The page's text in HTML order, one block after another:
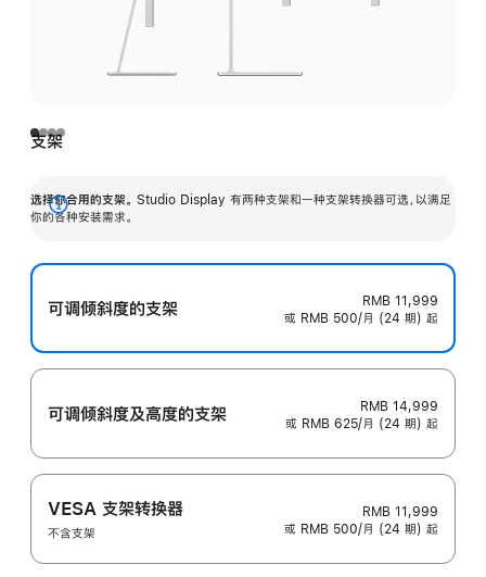
支架
选择你合用的支架。 Studio Display 有两种支架和一种支架转换器可选，以满足
你的各种安装需求。
展
可调倾斜度的支架
RMB 11,999
或 RMB 500/月 (24 期) 起
可调倾斜度及高‍度的支‍架
RMB 14,999
或 RMB 625/月 (24 期) 起
VESA 支架转换器
不含支架
RMB 11,999
或 RMB 500/月 (24 期) 起